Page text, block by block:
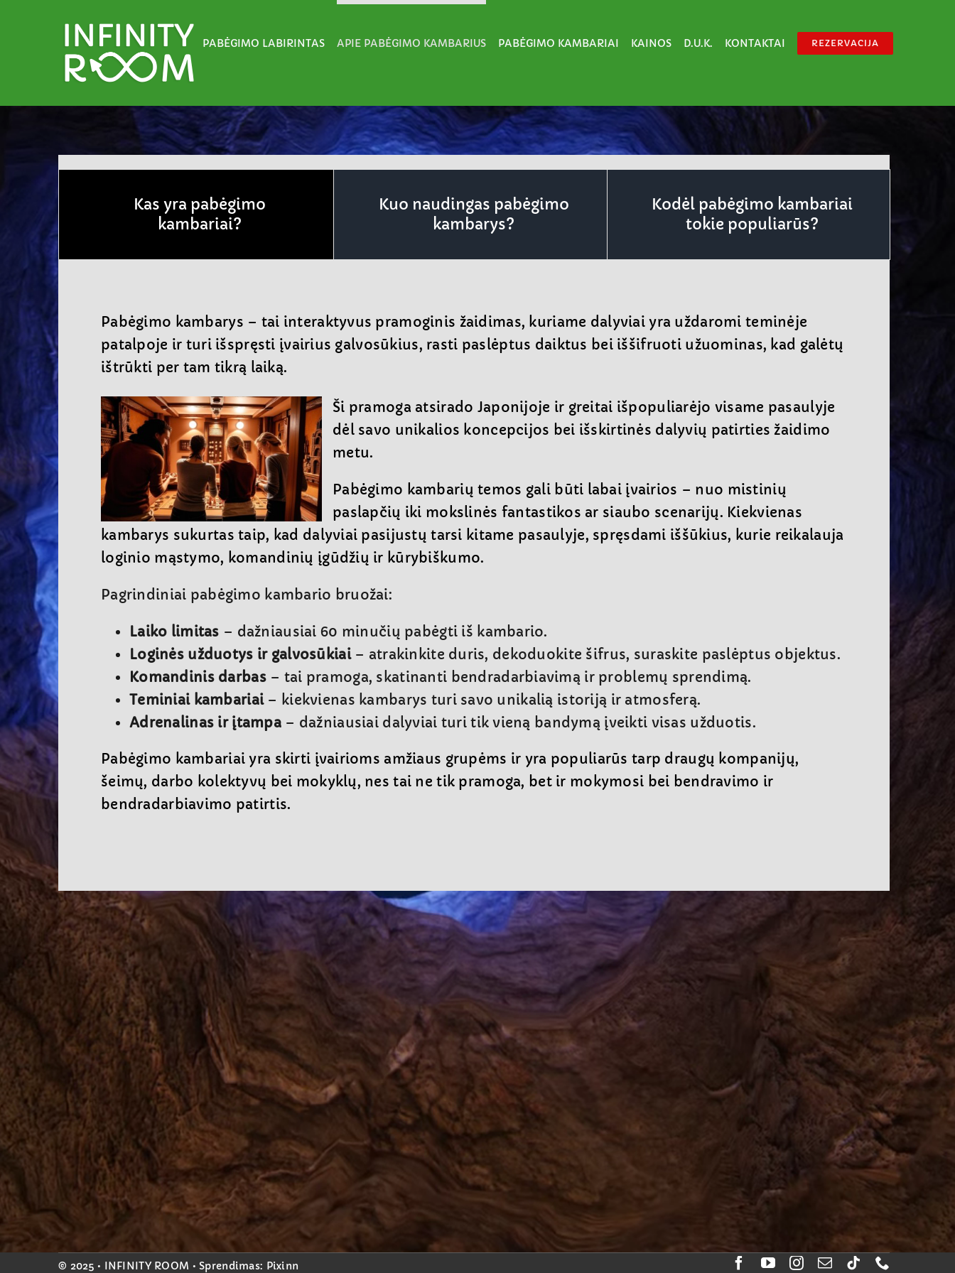
PABĖGIMO LABIRINTAS APIE PABĖGIMO KAMBARIUS PABĖGIMO KAMBARIAI KAINOS D.U.K. KONTAKTAI REZERVACIJA
Kas yra pabėgimo
kambariai?
Kuo naudingas pabėgimo
kambarys?
Kodėl pabėgimo kambariai
tokie populiarūs?
Pabėgimo kambarys – tai interaktyvus pramoginis žaidimas, kuriame dalyviai yra uždaromi teminėje
patalpoje ir turi išspręsti įvairius galvosūkius, rasti paslėptus daiktus bei iššifruoti užuominas, kad galėtų
ištrūkti per tam tikrą laiką.
Ši pramoga atsirado Japonijoje ir greitai išpopuliarėjo visame pasaulyje
dėl savo unikalios koncepcijos bei išskirtinės dalyvių patirties žaidimo
metu.
Pabėgimo kambarių temos gali būti labai įvairios – nuo mistinių
paslapčių iki mokslinės fantastikos ar siaubo scenarijų. Kiekvienas
kambarys sukurtas taip, kad dalyviai pasijustų tarsi kitame pasaulyje, spręsdami iššūkius, kurie reikalauja
loginio mąstymo, komandinių įgūdžių ir kūrybiškumo.
Pagrindiniai pabėgimo kambario bruožai:
Laiko limitas – dažniausiai 60 minučių pabėgti iš kambario.
Loginės užduotys ir galvosūkiai– atrakinkite duris, dekoduokite šifrus, suraskite paslėptus objektus.
Komandinis darbas– tai pramoga, skatinanti bendradarbiavimą ir problemų sprendimą.
Teminiai kambariai– kiekvienas kambarys turi savo unikalią istoriją ir atmosferą.
Adrenalinas ir įtampa– dažniausiai dalyviai turi tik vieną bandymą įveikti visas užduotis.
Pabėgimo kambariai yra skirti įvairioms amžiaus grupėms ir yra populiarūs tarp draugų kompanijų,
šeimų, darbo kolektyvų bei mokyklų, nes tai ne tik pramoga, bet ir mokymosi bei bendravimo ir
bendradarbiavimo patirtis.
© 2025 • INFINITY ROOM • Sprendimas: Pixinn